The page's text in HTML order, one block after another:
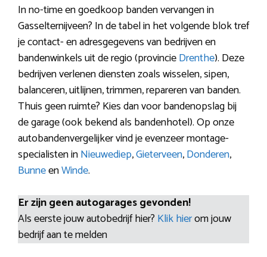
In no-time en goedkoop banden vervangen in
Gasselternijveen? In de tabel in het volgende blok tref
je contact- en adresgegevens van bedrijven en
bandenwinkels uit de regio (provincieDrenthe). Deze
bedrijven verlenen diensten zoals wisselen, sipen,
balanceren, uitlijnen, trimmen, repareren van banden.
Thuis geen ruimte? Kies dan voor bandenopslag bij
de garage (ook bekend als bandenhotel). Op onze
autobandenvergelijker vind je evenzeer montage-
specialisten inNieuwediep,Gieterveen,Donderen,
BunneenWinde.
Er zijn geen autogarages gevonden!
Als eerste jouw autobedrijf hier? Klik hierom jouw
bedrijf aan te melden